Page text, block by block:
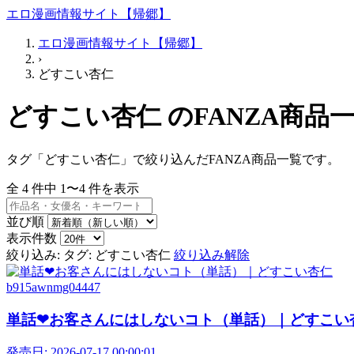
エロ漫画情報サイト【帰郷】
エロ漫画情報サイト【帰郷】
›
どすこい杏仁
どすこい杏仁 のFANZA商品
タグ「どすこい杏仁」で絞り込んだFANZA商品一覧です。
全 4 件中 1〜4 件を表示
並び順
表示件数
絞り込み: タグ: どすこい杏仁 絞り込み解除
b915awnmg04447
単話❤お客さんにはしないコト（単話）｜どすこい